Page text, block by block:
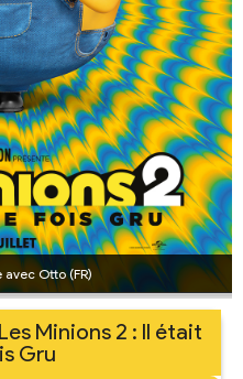
Otto (FR)
Minions 2 : Il était
Gru